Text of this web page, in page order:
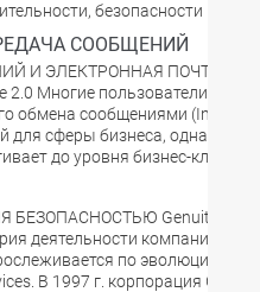
безопасности и
СООБЩЕНИЙ
И ЭЛЕКТРОННАЯ ПОЧТА
2.0 Многие пользователи
обмена сообщениями (Instant
для сферы бизнеса, однако
до уровня бизнес-класса.
Genuity?s
деятельности компании
по эволюции ее
В 1997 г. корпорация GTE